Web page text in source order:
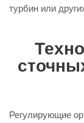
турбин или
Регулирующие